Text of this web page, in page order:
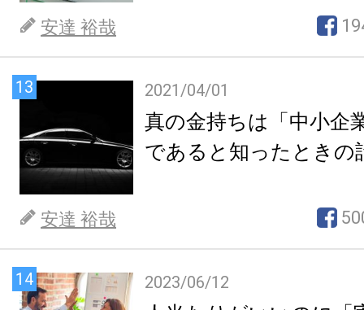
安達 裕哉
13 2021/04/01
真の金持ちは「中小企
であると知ったときの
安達 裕哉
14 2023/06/12